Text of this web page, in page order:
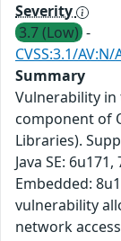
Severity
3.7 (Low) -
CVSS:3.1/
Summary
Vulnerability in
component of
Libraries).
Java SE:
Embedded:
vulnerability
network